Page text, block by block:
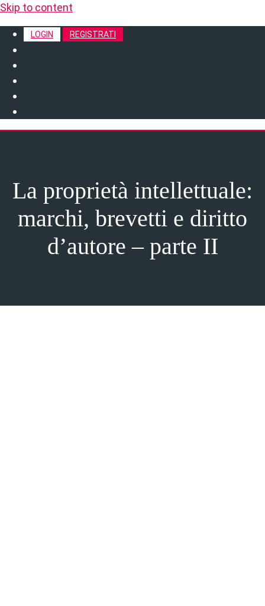
Skip to content
LOGIN REGISTRATI
La proprietà intellettuale:
marchi, brevetti e diritto
d’autore – parte II